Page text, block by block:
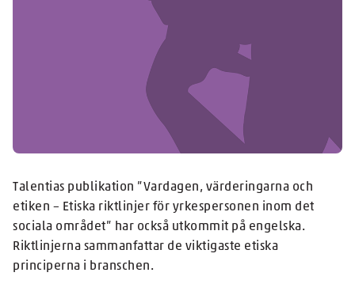
Talentias publikation ”Vardagen, värderingarna och
etiken – Etiska riktlinjer för yrkespersonen inom det
sociala området” har också utkommit på engelska.
Riktlinjerna sammanfattar de viktigaste etiska
principerna i branschen.